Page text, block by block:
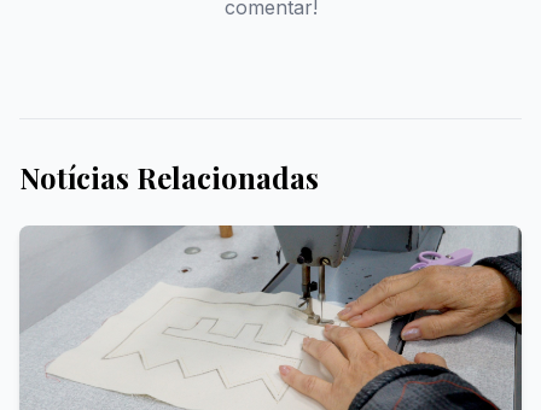
comentar!
Notícias Relacionadas